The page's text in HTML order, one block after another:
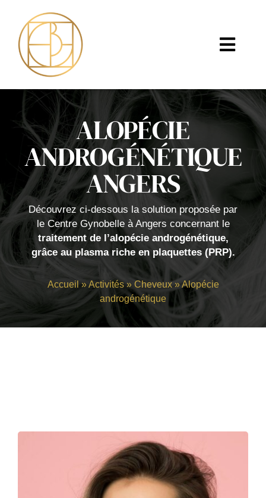
content
ACCUEIL
CENTRE GYNOBELLE
ACTIVITÉS
DR BLANCHARD
TARIFS
VOTRE VENUE
ALOPÉCIE
ANDROGÉNÉTIQUE
ANGERS
Découvrez ci-dessous la solution proposée par
le Centre Gynobelle à Angers concernant le
traitement de l’alopécie androgénétique,
grâce au plasma riche en plaquettes (PRP).
Accueil»Activités» Cheveux»Alopécie
androgénétique